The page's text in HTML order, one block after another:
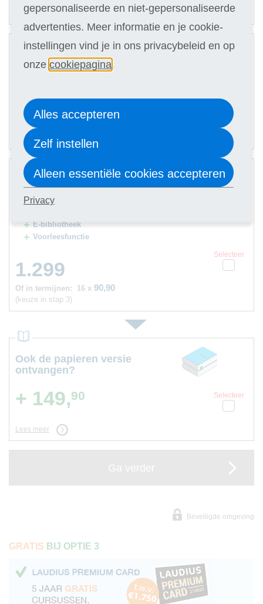
(keuze in stap 3)
Digitale cursus
1.279
Of in termijnen:
(keuze in stap 3)
2
Digitale cursus
Hulp docent
E-bibliotheek
Voorleesfunctie
1.299
Selecteer
Of in termijnen: 16 x 90,90
(keuze in stap 3)
Ook de papieren versie
ontvangen?
Selecteer
+ 149,90
Lees meer
Beveiligde omgeving
GRATIS BIJ OPTIE 3
gepersonaliseerde en niet-gepersonaliseerde
advertenties. Meer informatie en je cookie-
instellingen vind je in ons privacybeleid en op
onze cookiepagina .
Alles accepteren
Zelf instellen
Alleen essentiële cookies accepteren
Privacy